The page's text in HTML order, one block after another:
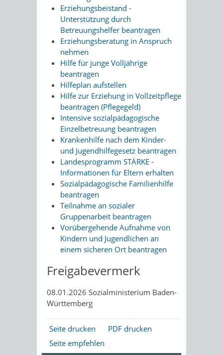
Erziehungsbeistand -
Unterstützung durch
Betreuungshelfer beantragen
Erziehungsberatung in Anspruch
nehmen
Hilfe für junge Volljährige
beantragen
Hilfeplan aufstellen
Hilfe zur Erziehung in Vollzeitpflege
beantragen (Pflegegeld)
Intensive sozialpädagogische
Einzelbetreuung beantragen
Krankenhilfe nach dem Kinder-
und Jugendhilfegesetz beantragen
Landesprogramm STÄRKE -
Informationen für Eltern erhalten
Sozialpädagogische Familienhilfe
beantragen
Teilnahme an sozialer
Gruppenarbeit beantragen
Vorübergehende Aufnahme von
Kindern und Jugendlichen an
einem sicheren Ort beantragen
Freigabevermerk
08.01.2026 Sozialministerium Baden-
Württemberg
Seite drucken
PDF drucken
Seite empfehlen